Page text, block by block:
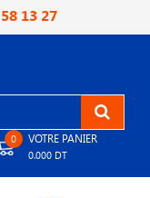
13 27
0 VOTRE PANIER
0.000 DT